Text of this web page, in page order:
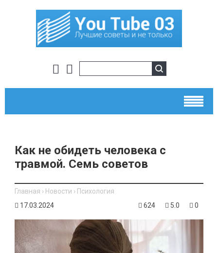
Как не обидеть человека с
травмой. Семь советов
Главная › Новости › Психология
17.03.2024
624 5.0 0